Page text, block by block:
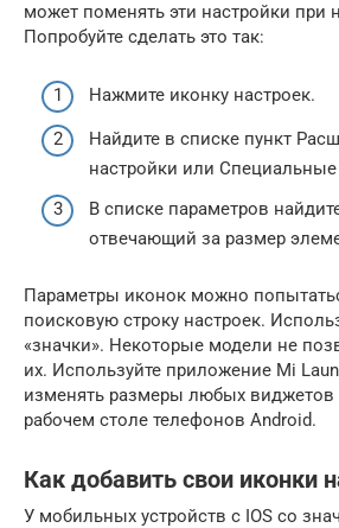
может поменять эти настройки при
Попробуйте сделать это так:
Нажмите иконку настроек.
Найдите в списке пункт
настройки или
В списке параметров
отвечающий за размер
Параметры иконок можно
поисковую строку настроек.
«значки». Некоторые модели не
их. Используйте приложение Mi
изменять размеры любых виджетов
рабочем столе телефонов Android.
Как добавить свои иконки
У мобильных устройств с IOS со